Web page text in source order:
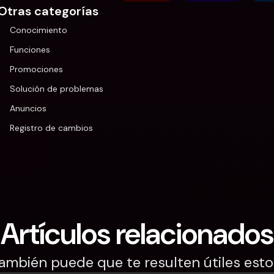
categorías
Conocimiento
Funciones
Promociones
Solución de problemas
Anuncios
Registro de cambios
Artículos relacionados
puede que te resulten útiles